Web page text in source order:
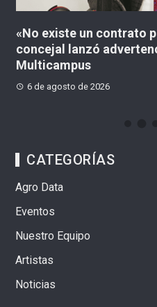
«No existe un contrato
concejal lanzó
Multicampus
6 de agosto de 2026
CATEGORÍAS
Agro Data
Eventos
Nuestro Equipo
Artistas
Noticias